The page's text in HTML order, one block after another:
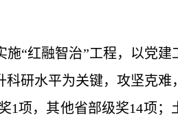
“红融智治”工程，以党建
研水平为关键，攻坚克难
1项，其他省部级奖14项；